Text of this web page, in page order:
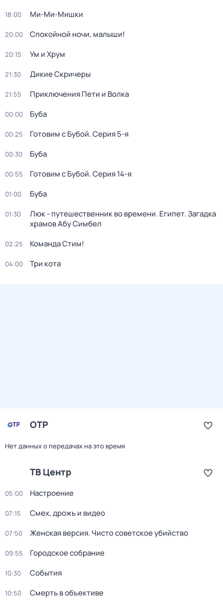
18:00 Ми-Ми-Мишки
20:00 Спокойной ночи, малыши!
20:15 Ум и Хрум
21:30 Дикие Скричеры
21:55 Приключения Пети и Волка
00:00 Буба
00:25 Готовим с Бубой. Серия 5-я
00:30 Буба
00:55 Готовим с Бубой. Серия 14-я
01:00 Буба
01:30
Люк - путешественник во времени. Египет. Загадка
храмов Абу Симбел
02:25 Команда Стим!
04:00 Три кота
ОТР
Нет данных о передачах на это время
ТВ Центр
05:00 Настроение
07:15 Смех, дрожь и видео
07:50 Женская версия. Чисто советское убийство
09:55 Городское собрание
10:30 События
10:50 Смерть в объективе